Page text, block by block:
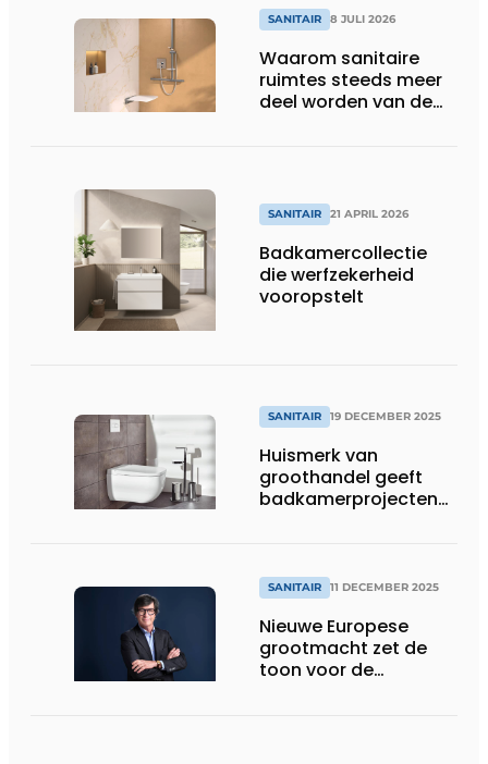
SANITAIR 8 JULI 2026
Waarom sanitaire
ruimtes steeds meer
deel worden van de
SANITAIR 21 APRIL 2026
Badkamercollectie
die werfzekerheid
vooropstelt
SANITAIR 19 DECEMBER 2025
Huismerk van
groothandel geeft
badkamerprojecten
SANITAIR 11 DECEMBER 2025
Nieuwe Europese
grootmacht zet de
toon voor de